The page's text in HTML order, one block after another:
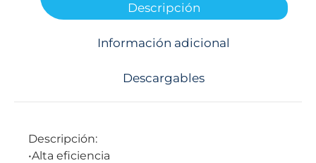
Descripción
Información adicional
Descargables
Descripción:
•Alta eficiencia